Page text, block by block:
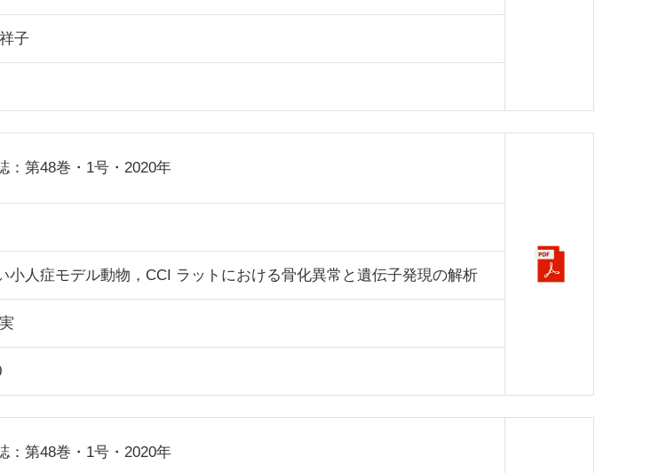
子
：第48巻・1号・2020年
小人症モデル動物，CCI ラットにおける骨化異常と遺伝子発現の解析
：第48巻・1号・2020年